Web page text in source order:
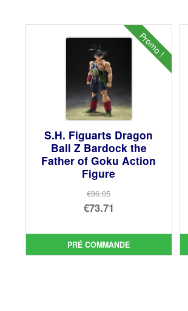
Promo !
S.H. Figuarts Dragon
Ball Z Bardock the
Father of Goku Action
Figure
€86.05
Le
initial
était :
€73.71
prix
actuel
PRÉ COMMANDE